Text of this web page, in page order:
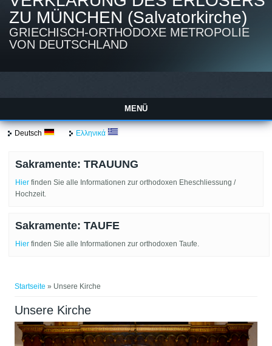
ZU MÜNCHEN (Salvatorkirche)
GRIECHISCH-ORTHODOXE METROPOLIE
VON DEUTSCHLAND
MENÜ
Deutsch Ελληνικά
Sakramente: TRAUUNG
Hier finden Sie alle Informationen zur orthodoxen Eheschliessung /
Hochzeit.
Sakramente: TAUFE
Hier finden Sie alle Informationen zur orthodoxen Taufe.
Startseite » Unsere Kirche
Unsere Kirche